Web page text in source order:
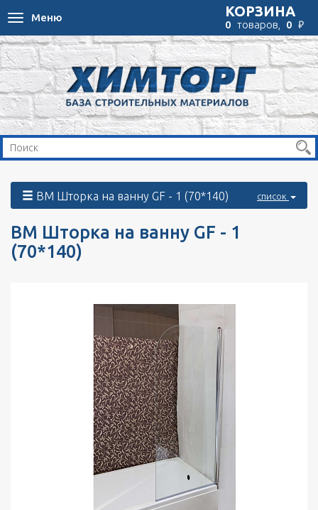
Toggle
navigation
Меню КОРЗИНА
0 товаров, 0 ₽
ВМ Шторка на ванну GF - 1 (70*140) список
ВМ Шторка на ванну GF - 1
(70*140)